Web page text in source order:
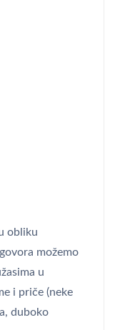
obliku
možemo
u
i priče (neke
duboko